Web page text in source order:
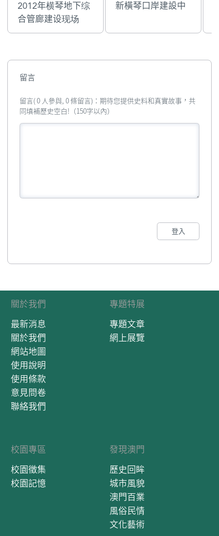
2012年横琴地下综
合管廊建设现场
新橫琴口岸建設中
留言
留言( 0 人參與, 0 條留言)：期待您提供史料和真實故事，共
同填補歷史空白!（150字以內）
登入
關於我們
最新消息
關於我們
網站地圖
使用說明
使用條款
意見問卷
聯絡我們
專題特展
專題文章
網上展覽
校園專區
校園徵集
校園記憶
發現澳門
歷史回眸
城市風貌
澳門百業
風俗民情
文化藝術